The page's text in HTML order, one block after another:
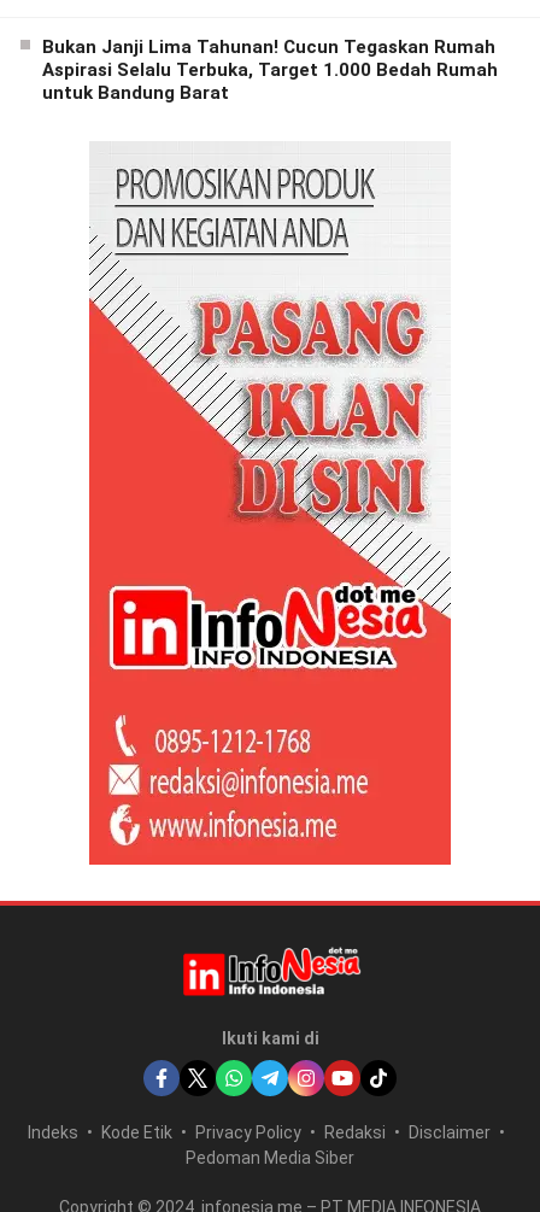
Bukan Janji Lima Tahunan! Cucun Tegaskan Rumah
Aspirasi Selalu Terbuka, Target 1.000 Bedah Rumah
untuk Bandung Barat
Ikuti kami di
Indeks Kode Etik Privacy Policy Redaksi
Disclaimer
Pedoman Media Siber
Copyright © 2024. infonesia.me – PT MEDIA INFONESIA